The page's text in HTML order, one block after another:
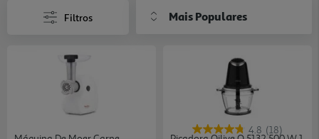
Filtros Mais Populares
4.8 (18)